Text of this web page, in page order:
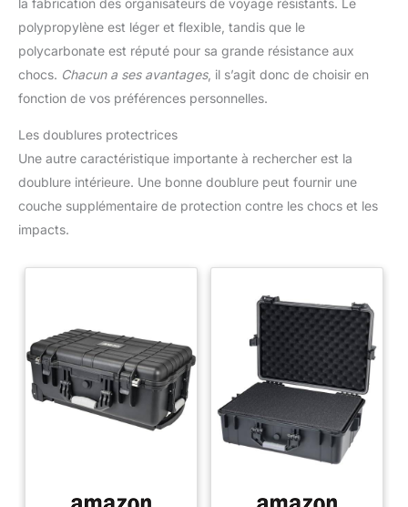
la fabrication des organisateurs de voyage résistants. Le
polypropylène est léger et flexible, tandis que le
polycarbonate est réputé pour sa grande résistance aux
chocs. Chacun a ses avantages, il s’agit donc de choisir en
fonction de vos préférences personnelles.
Les doublures protectrices
Une autre caractéristique importante à rechercher est la
doublure intérieure. Une bonne doublure peut fournir une
couche supplémentaire de protection contre les chocs et les
impacts.